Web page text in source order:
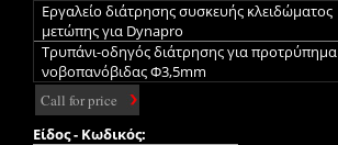
Εργαλείο διάτρησης συσκευής κλειδώματος
μετώπης για Dynapro
Τρυπάνι-οδηγός διάτρησης για προτρύπημα
νοβοπανόβιδας Φ3,5mm
Call for price
Είδος - Κωδικός: